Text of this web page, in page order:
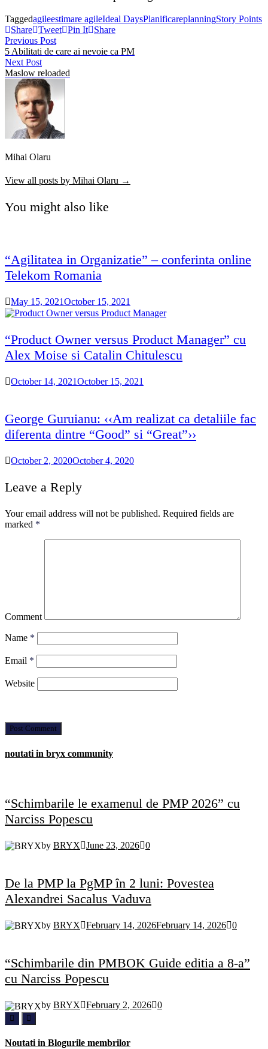
Taggedagileestimare agileIdeal DaysPlanificareplanningStory Points
Share Tweet Pin It Share
Post
navigation
Previous PostPrevious
post:
5 Abilitati de care ai nevoie ca PM
Next PostNext
post:
Maslow reloaded
Mihai Olaru
View all posts by Mihai Olaru →
You might also like
“Agilitatea in Organizatie” – conferinta online
Telekom Romania
May 15, 2021October 15, 2021
“Product Owner versus Product Manager” cu
Alex Moise si Catalin Chitulescu
October 14, 2021October 15, 2021
George Guruianu: ‹‹Am realizat ca detaliile fac
diferenta dintre “Good” si “Great”››
October 2, 2020October 4, 2020
Leave a Reply
Your email address will not be published. Required fields are
marked *
Comment
Name *
Email *
Website
noutati in bryx community
“Schimbarile le examenul de PMP 2026” cu
Narciss Popescu
by BRYX June 23, 2026 0
De la PMP la PgMP în 2 luni: Povestea
Alexandrei Sacalus Vaduva
by BRYX February 14, 2026February 14, 2026 0
“Schimbarile din PMBOK Guide editia a 8-a”
cu Narciss Popescu
by BRYX February 2, 2026 0
Noutati in Blogurile membrilor